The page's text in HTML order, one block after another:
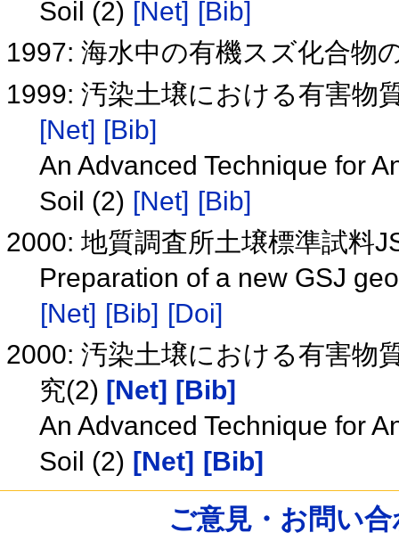
Soil (2) [Net] [Bib]
1997: 海水中の有機スズ化合物
1999: 汚染土壌における有害物
[Net] [Bib]
An Advanced Technique for
Soil (2) [Net] [Bib]
2000: 地質調査所土壌標準試料
Preparation of a new GSJ
[Net] [Bib] [Doi]
2000: 汚染土壌における有害物
究(2) [Net] [Bib]
An Advanced Technique for
Soil (2) [Net] [Bib]
ご意見・お問い